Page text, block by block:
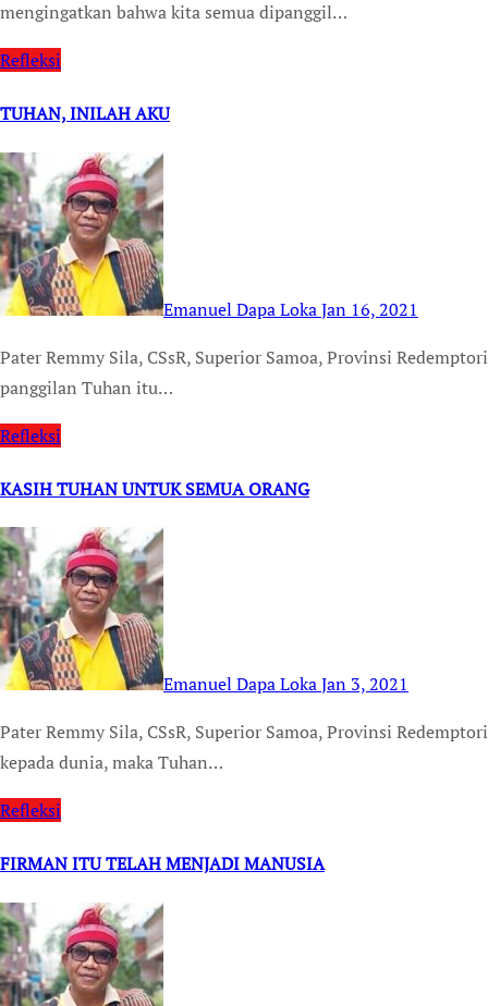
mengingatkan bahwa kita semua dipanggil…
Refleksi
TUHAN, INILAH AKU
Emanuel Dapa LokaJan 16, 2021
Pater Remmy Sila, CSsR, Superior Samoa, Provinsi Redemptoris Oceania Hari ini Gereja mengingatkan kita bahwa
panggilan Tuhan itu…
Refleksi
KASIH TUHAN UNTUK SEMUA ORANG
Emanuel Dapa LokaJan 3, 2021
Pater Remmy Sila, CSsR, Superior Samoa, Provinsi Redemptoris Oceania Karena kasih-Nya yang begitu besar
kepada dunia, maka Tuhan…
Refleksi
FIRMAN ITU TELAH MENJADI MANUSIA